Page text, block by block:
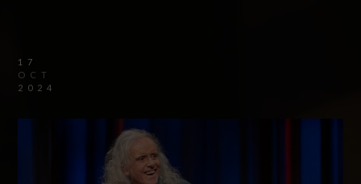
17
OCT
2024